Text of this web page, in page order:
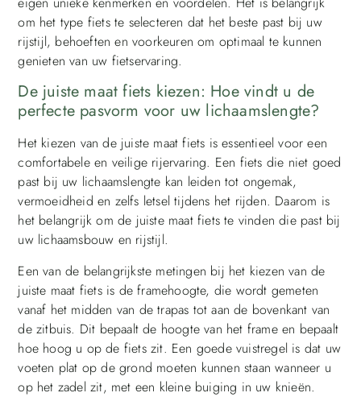
om het type fiets te selecteren dat het beste past bij uw
rijstijl, behoeften en voorkeuren om optimaal te kunnen
genieten van uw fietservaring.
De juiste maat fiets kiezen: Hoe vindt u de
perfecte pasvorm voor uw lichaamslengte?
Het kiezen van de juiste maat fiets is essentieel voor een
comfortabele en veilige rijervaring. Een fiets die niet goed
past bij uw lichaamslengte kan leiden tot ongemak,
vermoeidheid en zelfs letsel tijdens het rijden. Daarom is
het belangrijk om de juiste maat fiets te vinden die past bij
uw lichaamsbouw en rijstijl.
Een van de belangrijkste metingen bij het kiezen van de
juiste maat fiets is de framehoogte, die wordt gemeten
vanaf het midden van de trapas tot aan de bovenkant van
de zitbuis. Dit bepaalt de hoogte van het frame en bepaalt
hoe hoog u op de fiets zit. Een goede vuistregel is dat uw
voeten plat op de grond moeten kunnen staan wanneer u
op het zadel zit, met een kleine buiging in uw knieën.